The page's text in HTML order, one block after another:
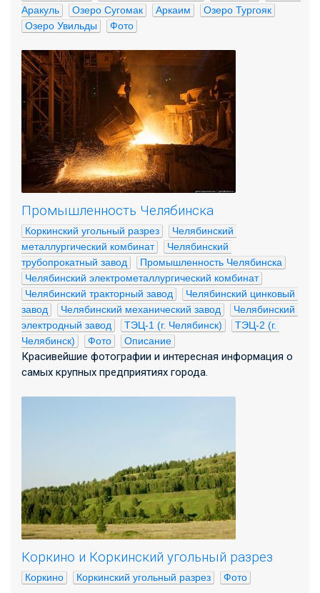
Аракуль
Озеро Сугомак Аркаим
Озеро Тургояк
Озеро Увильды
Фото
Промышленность Челябинска
Коркинский угольный разрез
Челябинский
металлургический комбинат
Челябинский
трубопрокатный завод
Промышленность Челябинска
Челябинский электрометаллургический комбинат
Челябинский тракторный завод
Челябинский цинковый
завод
Челябинский механический завод
Челябинский
электродный завод
ТЭЦ-1 (г. Челябинск)
ТЭЦ-2 (г.
Челябинск)
Фото Описание
Красивейшие фотографии и интересная информация о
самых крупных предприятиях города.
Коркино и Коркинский угольный разрез
Коркино Коркинский угольный разрез Фото